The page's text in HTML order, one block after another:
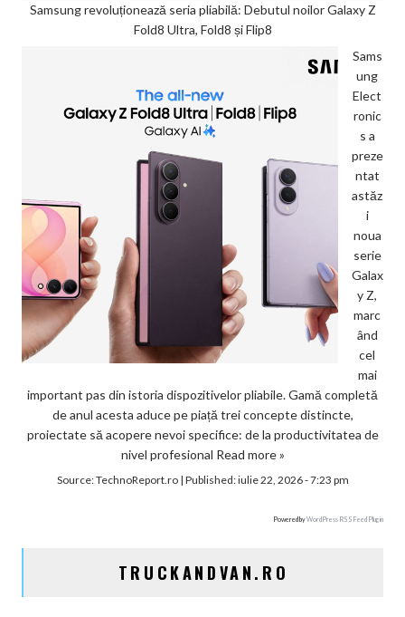
Samsung revoluționează seria pliabilă: Debutul noilor Galaxy Z
Fold8 Ultra, Fold8 și Flip8
Sams
ung
Elect
ronic
s a
preze
ntat
astăz
i
noua
serie
Galax
y Z,
marc
ând
cel
mai
important pas din istoria dispozitivelor pliabile. Gamă completă
de anul acesta aduce pe piață trei concepte distincte,
proiectate să acopere nevoi specifice: de la productivitatea de
nivel profesional Read more »
Source:TechnoReport.ro| Published:iulie 22, 2026 - 7:23 pm
Powered byWordPress RSS Feed Plugin
TRUCKANDVAN.RO